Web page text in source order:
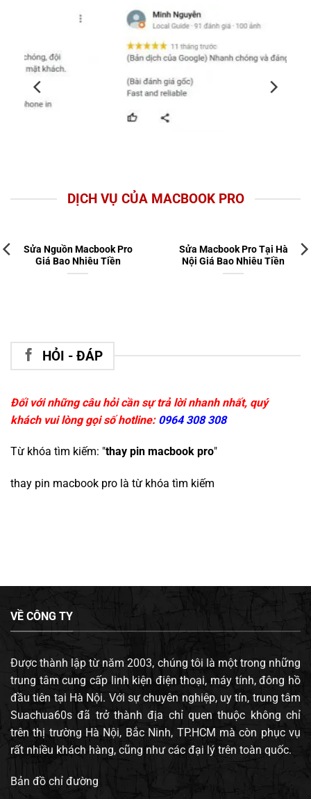
DỊCH VỤ CỦA MACBOOK PRO
Sửa Nguồn Macbook Pro
Giá Bao Nhiêu Tiền
Sửa Macbook Pro Tại Hà
Nội Giá Bao Nhiêu Tiền
HỎI - ĐÁP
Đối với những câu hỏi cần sự trả lời nhanh nhất, quý
khách vui lòng gọi số hotline: 0964 308 308
Từ khóa tìm kiếm: "thay pin macbook pro"
thay pin macbook pro là từ khóa tìm kiếm
VỀ CÔNG TY
Được thành lập từ năm 2003, chúng tôi là một trong những
trung tâm cung cấp linh kiện điện thoại, máy tính, đông hồ
đầu tiên tại Hà Nội. Với sự chuyên nghiệp, uy tín, trung tâm
Suachua60s đã trở thành địa chỉ quen thuộc không chỉ
trên thị trường Hà Nội, Bắc Ninh, TP.HCM mà còn phục vụ
rất nhiều khách hàng, cũng như các đại lý trên toàn quốc.
Bản đồ chỉ đường